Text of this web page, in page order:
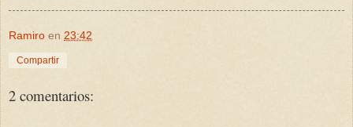
Ramiro en 23:42
Compartir
2 comentarios: